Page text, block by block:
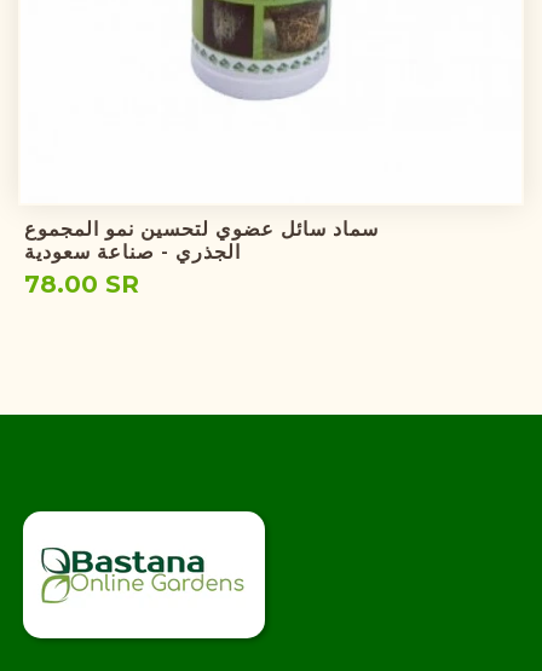
سماد سائل عضوي لتحسين نمو المجموع
الجذري - صناعة سعودية
78.00 SR